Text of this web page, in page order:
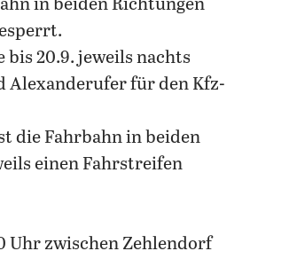
in beiden Richtungen
20.9. jeweils nachts
Alexanderufer für den Kfz-
die Fahrbahn in beiden
einen Fahrstreifen
Uhr zwischen Zehlendorf